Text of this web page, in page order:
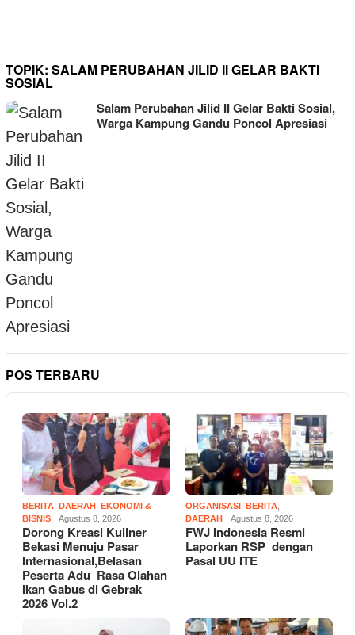
TOPIK: SALAM PERUBAHAN JILID II GELAR BAKTI
SOSIAL
Salam Perubahan Jilid II Gelar Bakti Sosial,
Warga Kampung Gandu Poncol Apresiasi
POS TERBARU
BERITA DAERAH EKONOMI &
BISNIS
Agustus 8, 2026
Dorong Kreasi Kuliner
Bekasi Menuju Pasar
Internasional,Belasan
Peserta Adu Rasa Olahan
Ikan Gabus di Gebrak
2026 Vol.2
ORGANISASI BERITA
DAERAH
Agustus 8, 2026
FWJ Indonesia Resmi
Laporkan RSP dengan
Pasal UU ITE